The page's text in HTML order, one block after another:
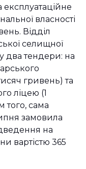
власності
Відділ
селищної
два тендери: на
гривень) та
ліцею (1
того, сама
замовила
на
вартістю 365